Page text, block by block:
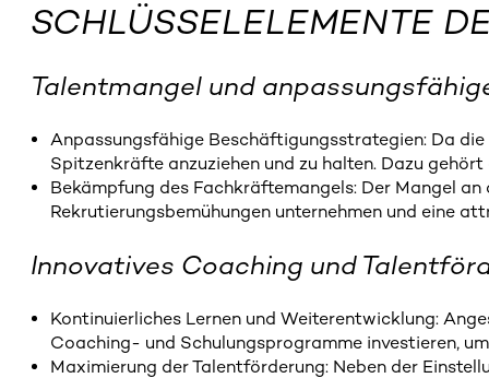
SCHLÜSSELELEMENTE
Talentmangel und
Anpassungsfähige Beschäftigungsstrategien: Da
Spitzenkräfte anzuziehen und zu halten. Dazu
Bekämpfung des Fachkräftemangels: Der Mangel
Rekrutierungsbemühungen unternehmen und eine
Innovatives Coaching und
Kontinuierliches Lernen und Weiterentwicklung:
Coaching- und Schulungsprogramme investieren,
Maximierung der Talentförderung: Neben der